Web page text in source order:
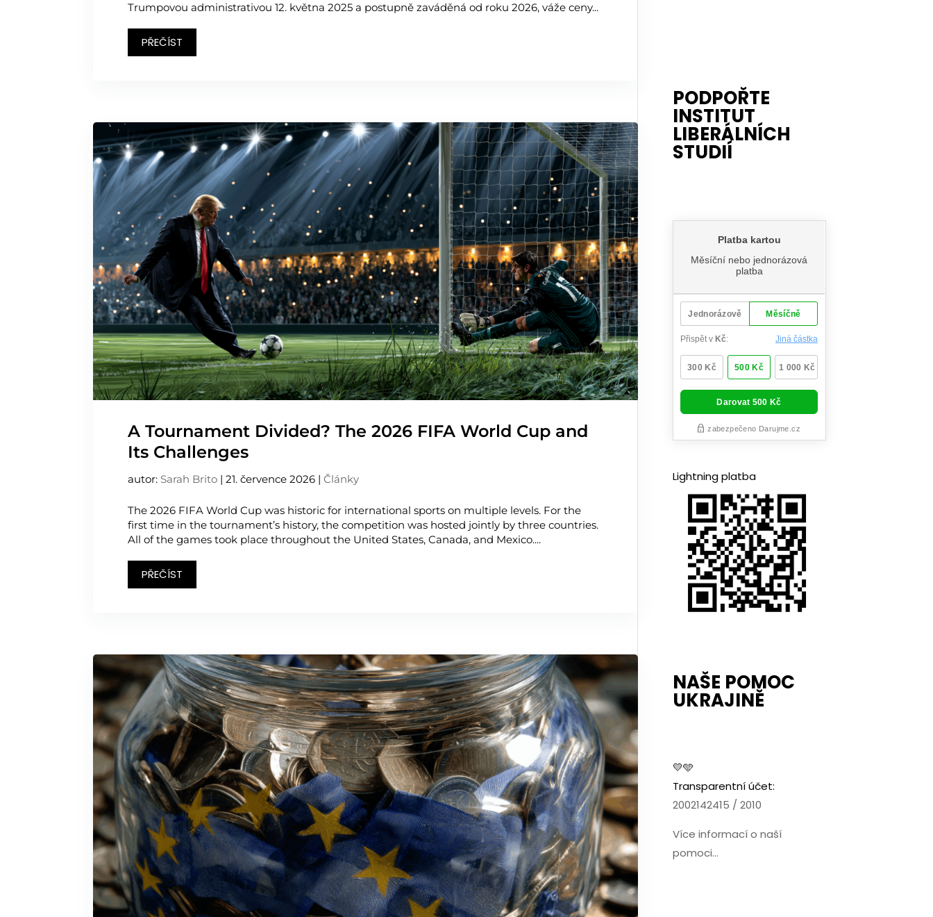
Trumpovou administrativou 12. května 2025 a postupně zaváděná od roku 2026, váže ceny...
PŘEČÍST
A Tournament Divided? The 2026 FIFA World Cup and
Its Challenges
autor: Sarah Brito |21. července 2026 |Články
The 2026 FIFA World Cup was historic for international sports on multiple levels. For the
ﬁrst time in the tournament’s history, the competition was hosted jointly by three countries.
All of the games took place throughout the United States, Canada, and Mexico....
PŘEČÍST
PODPOŘTE
INSTITUT
LIBERÁLNÍCH
STUDIÍ
Lightning platba
NAŠE POMOC
UKRAJINĚ
💛🩵
Transparentní účet:
2002142415 / 2010
Více informací o naší
pomoci...